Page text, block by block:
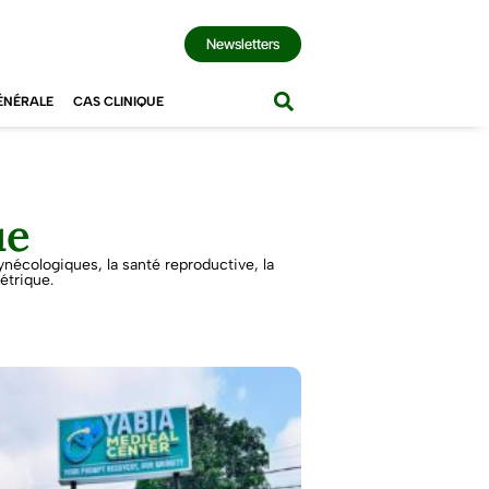
Newsletters
CAS CLINIQUE
la santé reproductive, la